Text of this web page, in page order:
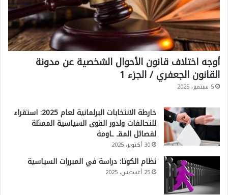
أوجه اختلاف قانون الأحوال الشخصية عن مدونة
القانون الجعفري / الجزء 1
5 سبتمبر، 2025
خارطة الانتخابات البرلمانية لعام 2025: استقراء
للتحالفات ولدور القوى السياسية الممثلة
لفصائل المقـ ـاومة
30 أكتوبر، 2025
نظام الكوتا: دراسة في المبررات السياسية
25 أغسطس، 2025